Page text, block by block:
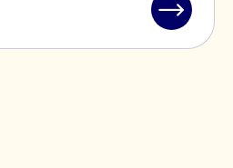
Lire
l'article